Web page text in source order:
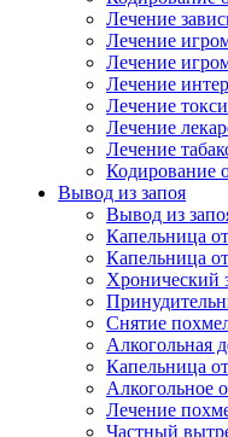
Лечение
Лечение
Лечение
Лечение
Лечение
Лечение
Лечение
Кодирование
Вывод из запоя
Вывод из
Капельница
Капельница
Хронический
Снятие
Алкогольная
Капельница
Алкогольное
Лечение
Частный